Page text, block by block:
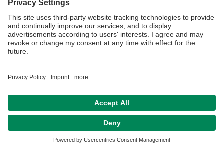
2025-12-11 Aushang Planspiel Verlängerung der
Anmeldefrist (PDF, 77KB)
Datenschutz / Disclaimer Impressum